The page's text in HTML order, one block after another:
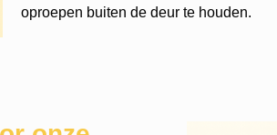
oproepen buiten de deur te houden.